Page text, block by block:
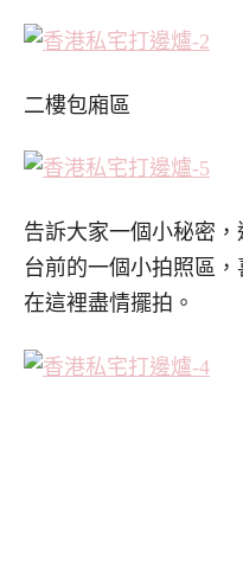
二樓包廂區
告訴大家一個小秘密
台前的一個小拍照區
在這裡盡情擺拍。